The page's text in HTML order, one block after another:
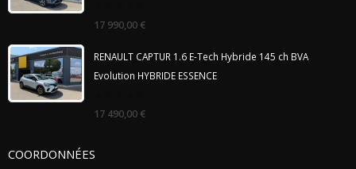
out
17 990,00 €
RENAULT CAPTUR 1.6 E-Tech Hybride 145 ch BVA
Evolution HYBRIDE ESSENCE
out
17 490,00 €
COORDONNÉES